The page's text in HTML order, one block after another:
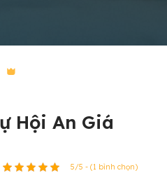
Hội An Giá
5/5 - (1 bình chọn)